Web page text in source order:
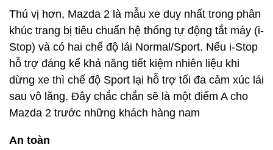
Thú vị hơn, Mazda 2 là mẫu xe duy nhất trong phân
khúc trang bị tiêu chuẩn hệ thống tự động tắt máy (i-
Stop) và có hai chế độ lái Normal/Sport. Nếu i-Stop
hỗ trợ đáng kể khả năng tiết kiệm nhiên liệu khi
dừng xe thì chế độ Sport lại hỗ trợ tối đa cảm xúc lái
sau vô lăng. Đây chắc chắn sẽ là một điểm A cho
Mazda 2 trước những khách hàng nam
An toàn